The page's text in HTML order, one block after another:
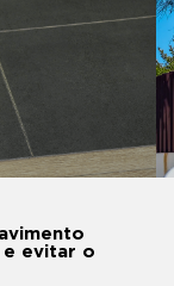
e evitar o